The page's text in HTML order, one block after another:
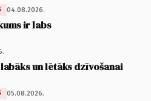
04.08.2026.
ir labs
un lētāks dzīvošanai
05.08.2026.